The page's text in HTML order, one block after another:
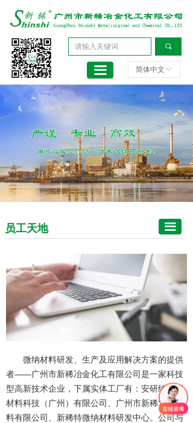
끠
ꀅ
简体中文
끀
首页
关于新稀
产品中心
持续发展
技术支持
资料下载
联系我们
员工天地 끀
员工天地
绿色环保
创新发展
微纳材料研发、生产及应用解决方案的提供
者——广州市新稀冶金化工有限公司是一家科技
型高新技术企业，下属实体工厂有：安研纳米新
材料科技（广州）有限公司、广州市新稀复合材
料有限公司、新稀特微纳材料研发中心。公司与